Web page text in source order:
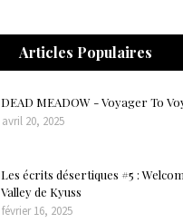
Articles Populaires
DEAD MEADOW - Voyager To
avril 20, 2025
Les écrits désertiques #5 :
Valley de Kyuss
février 16, 2025